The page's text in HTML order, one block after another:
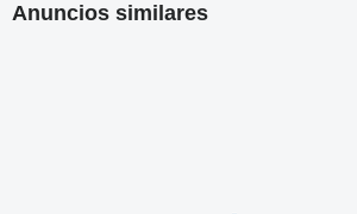
Anuncios similares